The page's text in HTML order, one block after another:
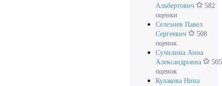
Альбертович
582
оценки
Селезнев Павел
Сергеевич
508
оценок
Сучилина Анна
Александровна
505
оценок
Кулакова Нина